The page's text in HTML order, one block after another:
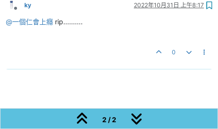
離線
ky 2022年10月31日 上午8:17
@一個仁會上癮 rip..........
0
2 / 2